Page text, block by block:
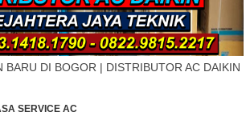
BARU DI BOGOR | DISTRIBUTOR AC DAIKIN
SERVICE AC